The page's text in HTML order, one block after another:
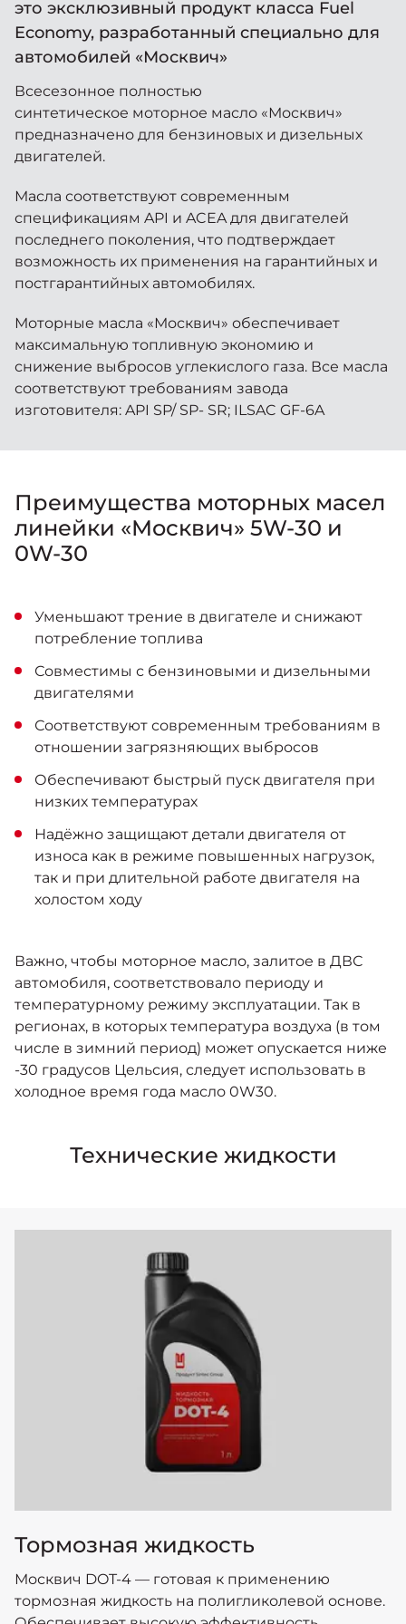
Москвич 6
Яркий динамичный седан
Москвич 3 с ручным
от 2 069 000 ₽*
Москвич 8
Практичный семиместный
от 3 125 000 ₽*
Кредитные программы
Калькулятор трейд-ин
Страховые программы
Моторное масло
СЕРВИСНЫЕ АКЦИИ
СОТРУДНИКИ
КОНТАКТЫ
это эксклюзивный продукт класса Fuel
Economy, разработанный специально для
автомобилей «Москвич»
Всесезонное полностью
синтетическое моторное масло «Москвич»
предназначено для бензиновых и дизельных
двигателей.
Масла соответствуют современным
спецификациям API и ACEA для двигателей
последнего поколения, что подтверждает
возможность их применения на гарантийных и
постгарантийных автомобилях.
Моторные масла «Москвич» обеспечивает
максимальную топливную экономию и
снижение выбросов углекислого газа. Все масла
соответствуют требованиям завода
изготовителя: API SP/ SP- SR; ILSAC GF-6A
Преимущества моторных масел
линейки «Москвич» 5W-30 и
0W-30
Уменьшают трение в двигателе и снижают
потребление топлива
Совместимы с бензиновыми и дизельными
двигателями
Соответствуют современным требованиям в
отношении загрязняющих выбросов
Обеспечивают быстрый пуск двигателя при
низких температурах
Надёжно защищают детали двигателя от
износа как в режиме повышенных нагрузок,
так и при длительной работе двигателя на
холостом ходу
Важно, чтобы моторное масло, залитое в ДВС
автомобиля, соответствовало периоду и
температурному режиму эксплуатации. Так в
регионах, в которых температура воздуха (в том
числе в зимний период) может опускается ниже
-30 градусов Цельсия, следует использовать в
холодное время года масло 0W30.
Технические жидкости
Тормозная жидкость
Москвич DOT-4 — готовая к применению
тормозная жидкость на полигликолевой основе.